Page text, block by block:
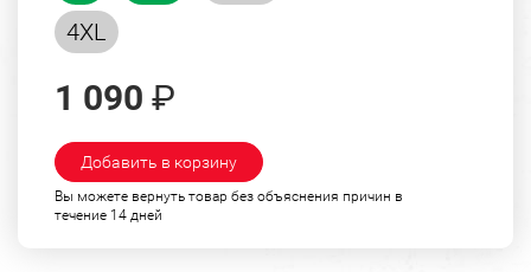
4XL
1 090 ₽
Добавить в корзину
Вы можете вернуть товар без объяснения причин в
течение 14 дней